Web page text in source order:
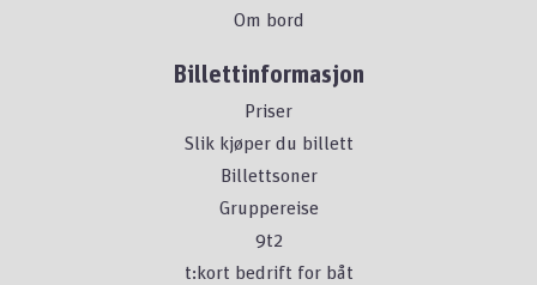
Om bord
Billettinformasjon
Priser
Slik kjøper du billett
Billettsoner
Gruppereise
9t2
t:kort bedrift for båt